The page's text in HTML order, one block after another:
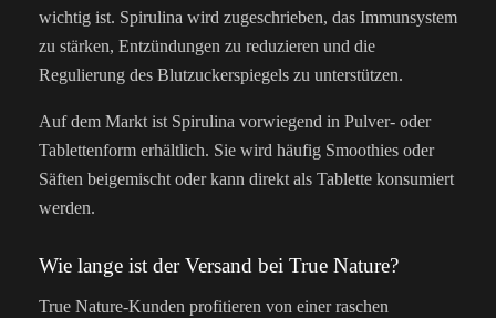
wichtig ist. Spirulina wird zugeschrieben, das Immunsystem
zu stärken, Entzündungen zu reduzieren und die
Regulierung des Blutzuckerspiegels zu unterstützen.
Auf dem Markt ist Spirulina vorwiegend in Pulver- oder
Tablettenform erhältlich. Sie wird häufig Smoothies oder
Säften beigemischt oder kann direkt als Tablette konsumiert
werden.
Wie lange ist der Versand bei True Nature?
True Nature-Kunden profitieren von einer raschen